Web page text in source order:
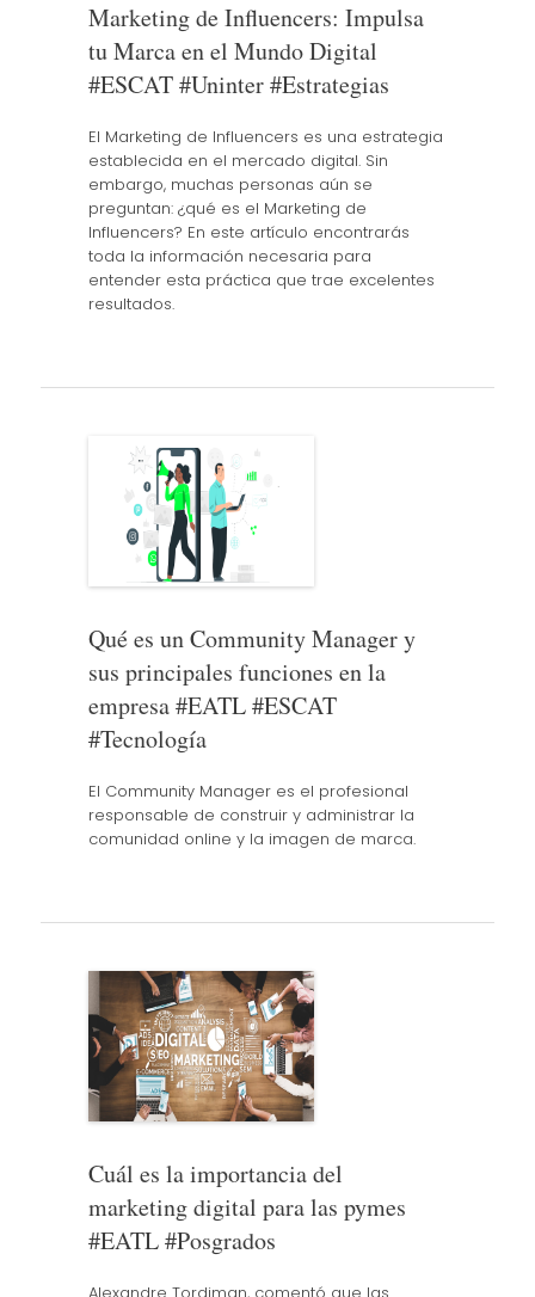
Marketing de Influencers: Impulsa
tu Marca en el Mundo Digital
#ESCAT #Uninter #Estrategias
El Marketing de Influencers es una estrategia
establecida en el mercado digital. Sin
embargo, muchas personas aún se
preguntan: ¿qué es el Marketing de
Influencers? En este artículo encontrarás
toda la información necesaria para
entender esta práctica que trae excelentes
resultados.
Qué es un Community Manager y
sus principales funciones en la
empresa #EATL #ESCAT
#Tecnología
El Community Manager es el profesional
responsable de construir y administrar la
comunidad online y la imagen de marca.
Cuál es la importancia del
marketing digital para las pymes
#EATL #Posgrados
Alexandre Tordjman, comentó que las